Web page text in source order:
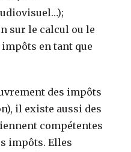
sur le calcul ou le
en tant que
des impôts
il existe aussi des
compétentes
impôts. Elles